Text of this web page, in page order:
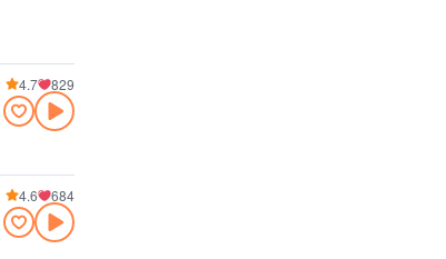
4.7 829
4.6 684